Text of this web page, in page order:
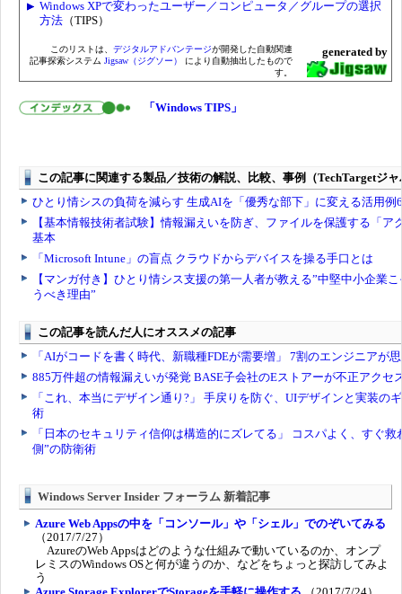
Windows XPで変わったユーザー／コンピュータ／グループの選択
方法 （TIPS）
このリストは、 デジタルアドバンテージが開発した自動関連
記事探索システム Jigsaw（ジグソー）
により自動抽出したもので
す。
generated by
「Windows TIPS」
Windows Server Insider フォーラム 新着記事
Azure Web Appsの中を「コンソール」や「シェル」でのぞいてみる
（2017/7/27）
AzureのWeb Appsはどのような仕組みで動いているのか、オンプ
レミスのWindows OSと何が違うのか、などをちょっと探訪してみよ
う